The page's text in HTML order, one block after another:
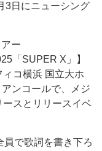
日にニューシング
ー
「SUPER X」】
コ横浜 国立大ホ
ンコールで、メジ
スとリリースイベ
で歌詞を書き下ろ